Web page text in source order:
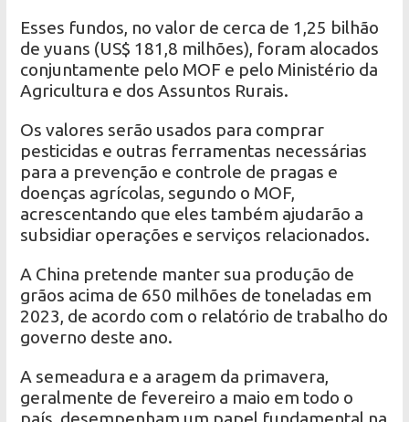
Esses fundos, no valor de cerca de 1,25 bilhão
de yuans (US$ 181,8 milhões), foram alocados
conjuntamente pelo MOF e pelo Ministério da
Agricultura e dos Assuntos Rurais.
Os valores serão usados para comprar
pesticidas e outras ferramentas necessárias
para a prevenção e controle de pragas e
doenças agrícolas, segundo o MOF,
acrescentando que eles também ajudarão a
subsidiar operações e serviços relacionados.
A China pretende manter sua produção de
grãos acima de 650 milhões de toneladas em
2023, de acordo com o relatório de trabalho do
governo deste ano.
A semeadura e a aragem da primavera,
geralmente de fevereiro a maio em todo o